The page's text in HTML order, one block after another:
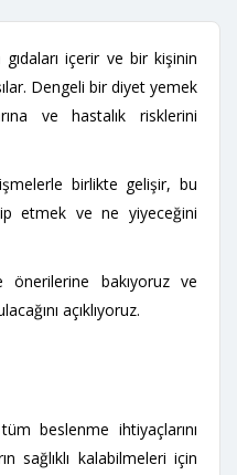
içerir ve bir kişinin
Dengeli bir diyet yemek
ve hastalık risklerini
birlikte gelişir, bu
etmek ve ne yiyeceğini
önerilerine bakıyoruz ve
açıklıyoruz.
beslenme ihtiyaçlarını
sağlıklı kalabilmeleri için